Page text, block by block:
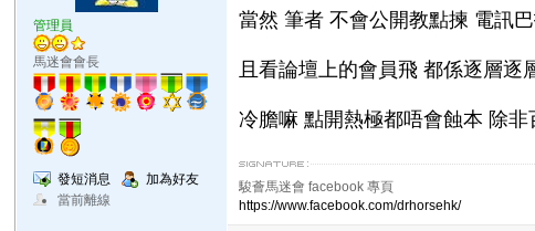
管理員
馬迷會會長
發短消息
加為好友
當前離線
當然 筆者 不會公開教點揀 電訊
且看論壇上的會員飛 都係逐層
冷膽嘛 點開熱極都唔會蝕本 除
駿薈馬迷會 facebook 專頁
https://www.facebook.com/drhorsehk/